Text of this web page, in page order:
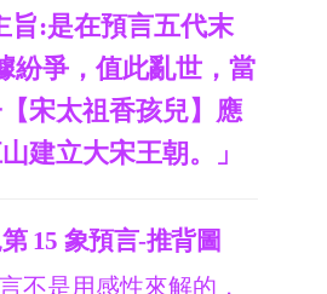
旨:是在預言五代末
紛爭，值此亂世，當
宋太祖香孩兒】應
建立大宋王朝。」
15 象預言-推背圖
不是用感性來解的，